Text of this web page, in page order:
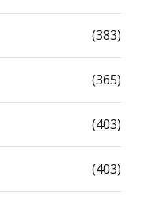
(383)
(365)
(403)
(403)